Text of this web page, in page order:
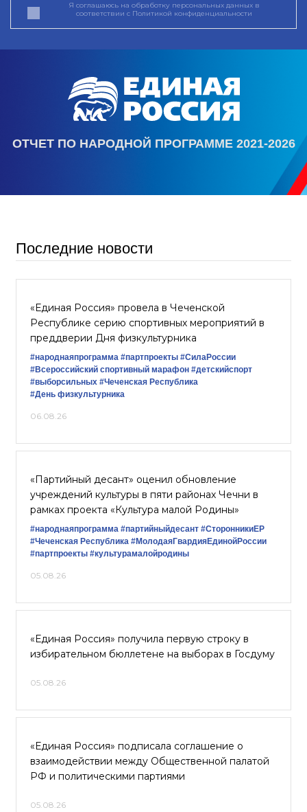
Я соглашаюсь на обработку персональных данных в
соответствии с Политикой конфиденциальности
ОТЧЕТ ПО НАРОДНОЙ ПРОГРАММЕ 2021-2026
Последние новости
«Единая Россия» провела в Чеченской
Республике серию спортивных мероприятий в
преддверии Дня физкультурника
#народнаяпрограмма #партпроекты #СилаРоссии
#Всероссийский спортивный марафон #детскийспорт
#выборсильных #Чеченская Республика
#День физкультурника
06.08.26
«Партийный десант» оценил обновление
учреждений культуры в пяти районах Чечни в
рамках проекта «Культура малой Родины»
#народнаяпрограмма #партийныйдесант #СторонникиЕР
#Чеченская Республика #МолодаяГвардияЕдинойРоссии
#партпроекты #культурамалойродины
05.08.26
«Единая Россия» получила первую строку в
избирательном бюллетене на выборах в Госдуму
05.08.26
«Единая Россия» подписала соглашение о
взаимодействии между Общественной палатой
РФ и политическими партиями
05.08.26